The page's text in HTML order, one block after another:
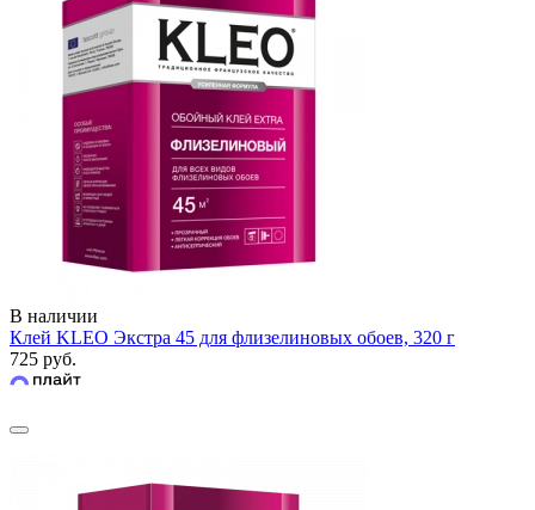
В наличии
Клей KLEO Экстра 45 для флизелиновых обоев, 320 г
725 руб.